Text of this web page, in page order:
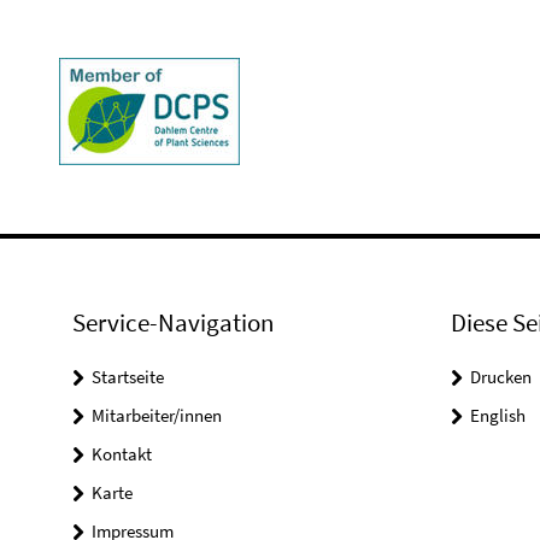
Service-Navigation
Startseite
Mitarbeiter/innen
Kontakt
Karte
Impressum
Diese
Drucken
English